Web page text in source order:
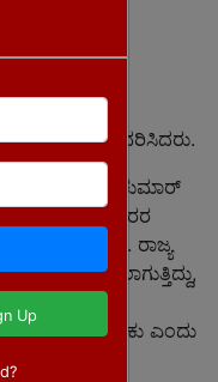
Up
ದೈಹಿಕವಾಗಿ
ಗೌಡ ವಿವರಿಸಿದರು.
ಎಂ.ಸಿ.ಅರುಣ್ ಕುಮಾರ್
ಸರ್ಕಾರಿ ನೌಕರರ
ಏರ್ಪಡಿಸಲಾಗಿದೆ. ರಾಜ್ಯ
ನೀಡಲಾಗುತ್ತಿದ್ದು,
ನೌಕರರ ಭವನ
ಎಂದು